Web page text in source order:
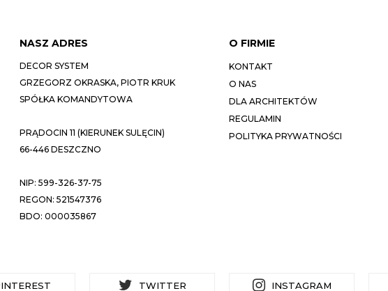
NASZ ADRES
DECOR SYSTEM
GRZEGORZ OKRASKA, PIOTR KRUK
SPÓŁKA KOMANDYTOWA
PRĄDOCIN 11 (KIERUNEK SULĘCIN)
66-446 DESZCZNO
NIP: 599-326-37-75
REGON: 521547376
BDO: 000035867
O FIRMIE
KONTAKT
O NAS
DLA ARCHITEKTÓW
REGULAMIN
POLITYKA PRYWATNOŚCI
TWITTER INSTAGRAM